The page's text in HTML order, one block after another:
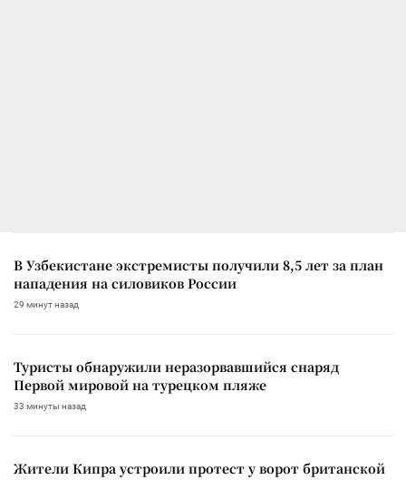
В Узбекистане экстремисты получили 8,5 лет за план
нападения на силовиков России
29 минут назад
Туристы обнаружили неразорвавшийся снаряд
Первой мировой на турецком пляже
33 минуты назад
Жители Кипра устроили протест у ворот британской